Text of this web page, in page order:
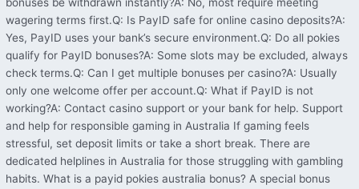
bonuses be withdrawn instantly?A: No, most require meeting
wagering terms first.Q: Is PayID safe for online casino deposits?A:
Yes, PayID uses your bank’s secure environment.Q: Do all pokies
qualify for PayID bonuses?A: Some slots may be excluded, always
check terms.Q: Can I get multiple bonuses per casino?A: Usually
only one welcome offer per account.Q: What if PayID is not
working?A: Contact casino support or your bank for help. Support
and help for responsible gaming in Australia If gaming feels
stressful, set deposit limits or take a short break. There are
dedicated helplines in Australia for those struggling with gambling
habits. What is a payid pokies australia bonus? A special bonus